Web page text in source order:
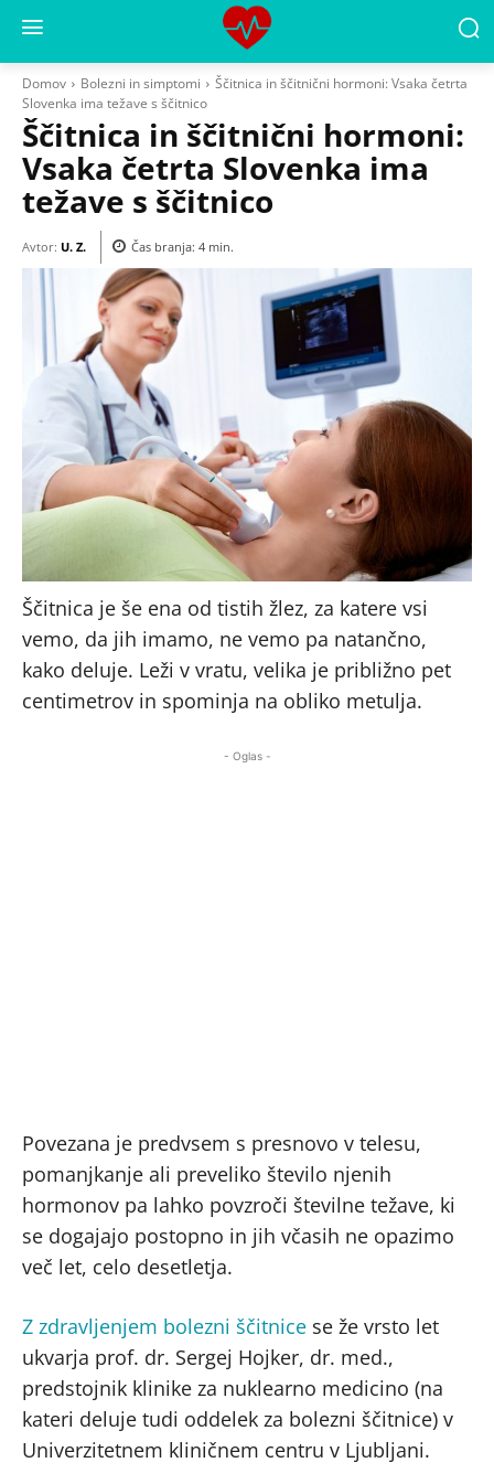
Domov Bolezni in simptomi
Ščitnica in ščitnični hormoni: Vsaka četrta
Slovenka ima težave s ščitnico
Ščitnica in ščitnični hormoni:
Vsaka četrta Slovenka ima
težave s ščitnico
Avtor: U. Z. Čas branja: 4 min.
Ščitnica je še ena od tistih žlez, za katere vsi
vemo, da jih imamo, ne vemo pa natančno,
kako deluje. Leži v vratu, velika je približno pet
centimetrov in spominja na obliko metulja.
- Oglas -
Povezana je predvsem s presnovo v telesu,
pomanjkanje ali preveliko število njenih
hormonov pa lahko povzroči številne težave, ki
se dogajajo postopno in jih včasih ne opazimo
več let, celo desetletja.
Z zdravljenjem bolezni ščitnice se že vrsto let
ukvarja prof. dr. Sergej Hojker, dr. med.,
predstojnik klinike za nuklearno medicino (na
kateri deluje tudi oddelek za bolezni ščitnice) v
Univerzitetnem kliničnem centru v Ljubljani.